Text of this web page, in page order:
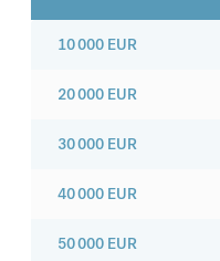
10 000 EUR
20 000 EUR
30 000 EUR
40 000 EUR
50 000 EUR